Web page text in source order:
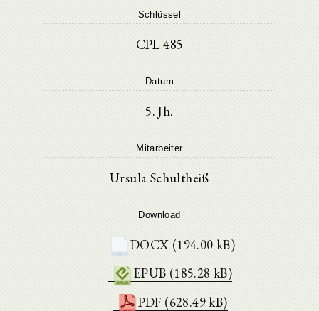
Schlüssel
CPL 485
Datum
5. Jh.
Mitarbeiter
Ursula Schultheiß
Download
DOCX (194.00 kB)
EPUB (185.28 kB)
PDF (628.49 kB)